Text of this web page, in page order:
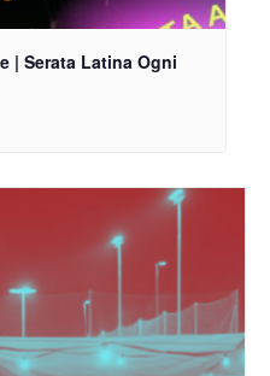
| Serata Latina Ogni